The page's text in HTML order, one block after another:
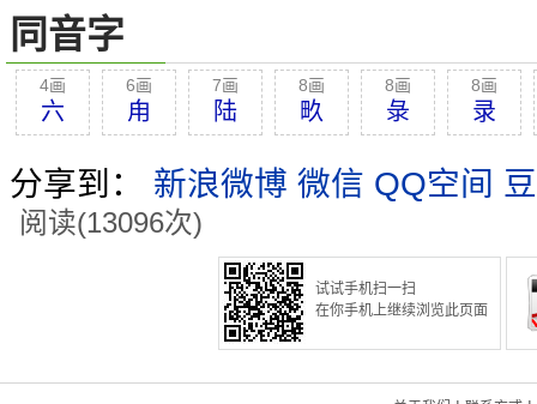
同音字
4画
六
6画
甪
7画
陆
8画
畂
8画
彔
8画
录
分享到： 新浪微博 微信 QQ空间
阅读(13096次)
试试手机扫一扫
在你手机上继续浏览此页面